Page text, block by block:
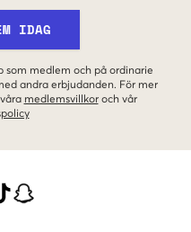
IDAG
som medlem och på ordinarie
andra erbjudanden. För mer
medlemsvillkor och vår